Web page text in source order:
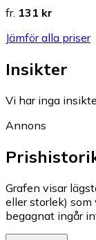
fr. 131 kr
Jämför alla priser
Insikter
Vi har inga
Annons
Grafen visar
eller storlek)
begagnat ingår